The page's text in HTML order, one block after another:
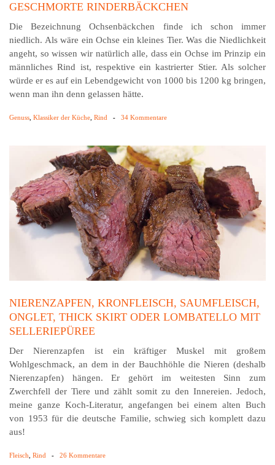
GESCHMORTE RINDERBÄCKCHEN
Die Bezeichnung Ochsenbäckchen finde ich schon immer
niedlich. Als wäre ein Ochse ein kleines Tier. Was die Niedlichkeit
angeht, so wissen wir natürlich alle, dass ein Ochse im Prinzip ein
männliches Rind ist, respektive ein kastrierter Stier. Als solcher
würde er es auf ein Lebendgewicht von 1000 bis 1200 kg bringen,
wenn man ihn denn gelassen hätte.
Genuss Klassiker der Küche Rind - 34 Kommentare
NIERENZAPFEN, KRONFLEISCH, SAUMFLEISCH,
ONGLET, THICK SKIRT ODER LOMBATELLO MIT
SELLERIEPÜREE
Der Nierenzapfen ist ein kräftiger Muskel mit großem
Wohlgeschmack, an dem in der Bauchhöhle die Nieren (deshalb
Nierenzapfen) hängen. Er gehört im weitesten Sinn zum
Zwerchfell der Tiere und zählt somit zu den Innereien. Jedoch,
meine ganze Koch-Literatur, angefangen bei einem alten Buch
von 1953 für die deutsche Familie, schwieg sich komplett dazu
aus!
Fleisch Rind - 26 Kommentare